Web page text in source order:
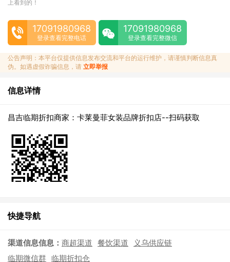
上看到的！
17091980968
登录查看完整电话
17091980968
登录查看完整微信
公告声明：本平台仅提供信息发布交流和平台的运行维护，请谨慎判断信息真
伪。如遇虚假诈骗信息，请 立即举报
信息详情
昌吉临期折扣商家：卡莱曼菲女装品牌折扣店--扫码获取
快捷导航
渠道信息信息： 商超渠道 餐饮渠道
义乌供应链
临期微信群 临期折扣仓